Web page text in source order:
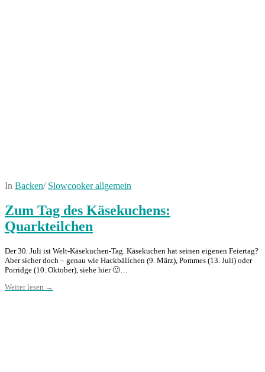
In Backen/ Slowcooker allgemein
Zum Tag des Käsekuchens:
Quarkteilchen
Der 30. Juli ist Welt-Käsekuchen-Tag. Käsekuchen hat seinen eigenen Feiertag?
Aber sicher doch – genau wie Hackbällchen (9. März), Pommes (13. Juli) oder
Porridge (10. Oktober), siehe hier 🙂…
Weiter lesen →